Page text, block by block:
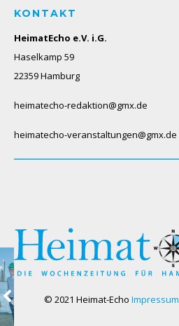
KONTAKT
HeimatEcho e.V. i.G.
Haselkamp 59
22359 Hamburg
heimatecho-redaktion@gmx.de
heimatecho-veranstaltungen@gmx.de
© 2021 Heimat-Echo Impressum